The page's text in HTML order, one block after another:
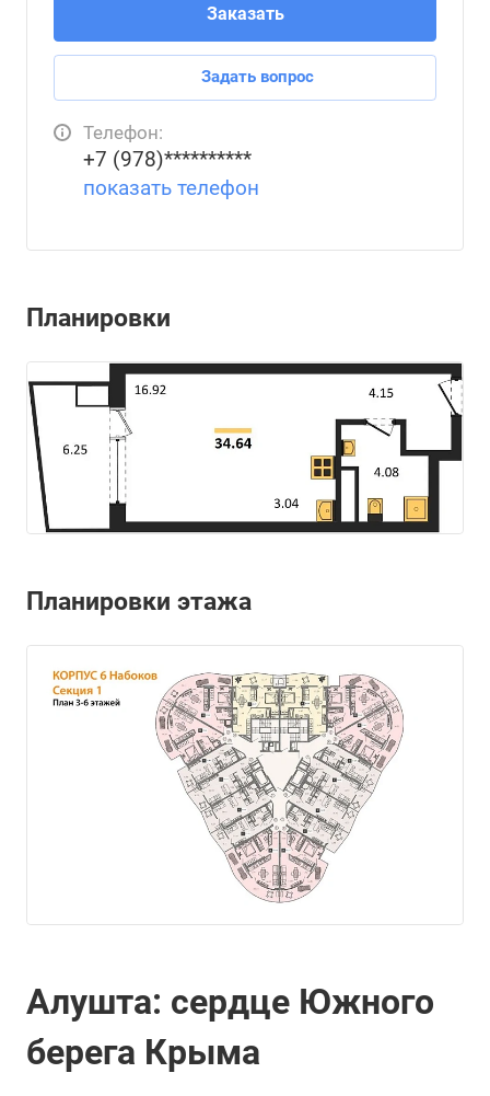
Заказать
Задать вопрос
Телефон:
+7 (978)**********
показать телефон
Планировки
Планировки этажа
Алушта: сердце Южного
берега Крыма